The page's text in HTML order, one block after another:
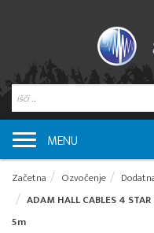
MENU
Začetna Ozvočenje
ADAM HALL CABLES 4
5m